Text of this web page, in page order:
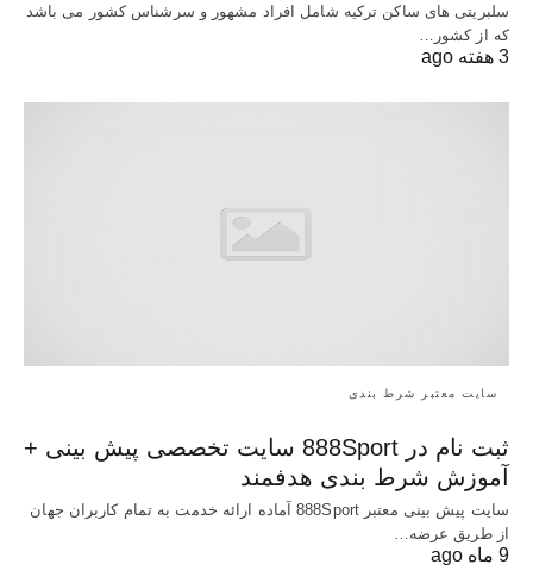
سلبریتی های ساکن ترکیه شامل افراد مشهور و سرشناس کشور می باشد
که از کشور…
3 هفته ago
سایت معتبر شرط بندی
ثبت نام در 888Sport سایت تخصصی پیش بینی +
آموزش شرط بندی هدفمند
سایت پیش بینی معتبر 888Sport آماده ارائه خدمت به تمام کاربران جهان
از طریق عرضه…
9 ماه ago